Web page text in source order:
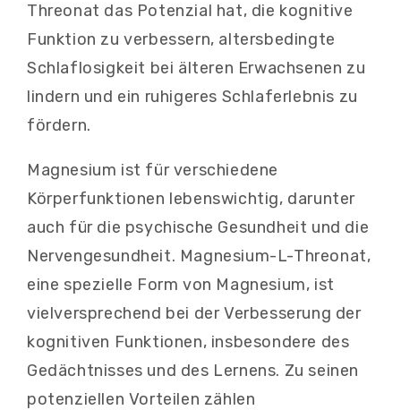
Threonat das Potenzial hat, die kognitive
Funktion zu verbessern, altersbedingte
Schlaflosigkeit bei älteren Erwachsenen zu
lindern und ein ruhigeres Schlaferlebnis zu
fördern.
Magnesium ist für verschiedene
Körperfunktionen lebenswichtig, darunter
auch für die psychische Gesundheit und die
Nervengesundheit. Magnesium-L-Threonat,
eine spezielle Form von Magnesium, ist
vielversprechend bei der Verbesserung der
kognitiven Funktionen, insbesondere des
Gedächtnisses und des Lernens. Zu seinen
potenziellen Vorteilen zählen